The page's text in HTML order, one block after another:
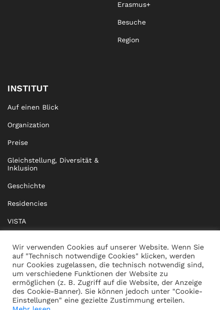
Erasmus+
Besuche
Region
INSTITUT
Auf einen Blick
Organization
Preise
Gleichstellung, Diversität &
Inklusion
Geschichte
Residencies
VISTA
BRIDGE Network
Dokumente
Wir verwenden Cookies auf unserer Website. Wenn Sie
auf "Technisch notwendige Cookies" klicken, werden
nur Cookies zugelassen, die technisch notwendig sind,
um verschiedene Funktionen der Website zu
ermöglichen (z. B. Zugriff auf die Website, der Anzeige
des Cookie-Banner). Sie können jedoch unter "Cookie-
Einstellungen" eine gezielte Zustimmung erteilen.